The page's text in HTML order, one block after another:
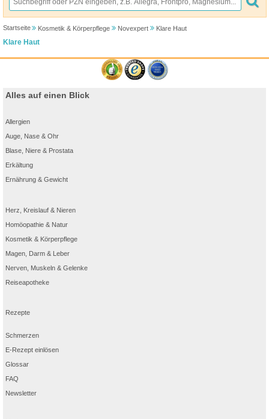
Startseite Kosmetik & Körperpflege Novexpert Klare Haut
Klare Haut
Alles auf einen Blick
Allergien
Auge, Nase & Ohr
Blase, Niere & Prostata
Erkältung
Ernährung & Gewicht
Herz, Kreislauf & Nieren
Homöopathie & Natur
Kosmetik & Körperpflege
Magen, Darm & Leber
Nerven, Muskeln & Gelenke
Reiseapotheke
Rezepte
Schmerzen
E-Rezept einlösen
Glossar
FAQ
Newsletter